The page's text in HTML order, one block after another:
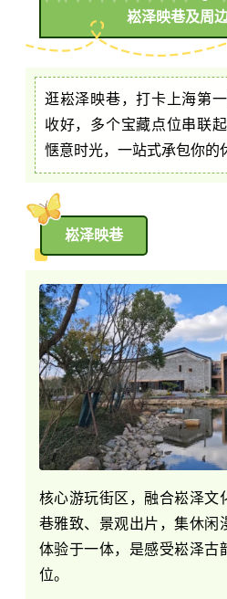
崧泽映巷及周
逛崧泽映巷，打卡上海第
收好，多个宝藏点位串联
惬意时光，一站式承包你的
崧泽映巷
核心游玩街区，融合崧泽文
巷雅致、景观出片，集休闲
体验于一体，是感受崧泽古
位。